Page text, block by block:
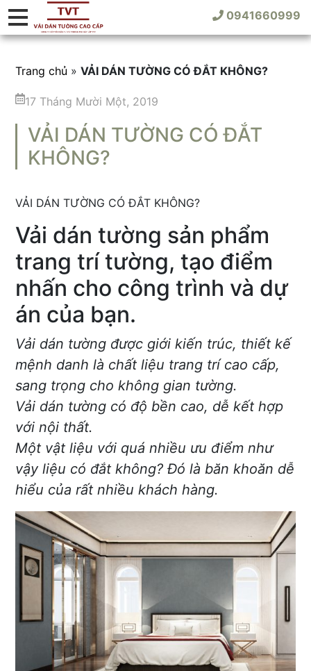
0941660999
Trang chủ »VẢI DÁN TƯỜNG CÓ ĐẮT KHÔNG?
17 Tháng Mười Một, 2019
VẢI DÁN TƯỜNG CÓ ĐẮT
KHÔNG?
VẢI DÁN TƯỜNG CÓ ĐẮT KHÔNG?
Vải dán tường sản phẩm
trang trí tường, tạo điểm
nhấn cho công trình và dự
án của bạn.
Vải dán tường được giới kiến trúc, thiết kế
mệnh danh là chất liệu trang trí cao cấp,
sang trọng cho không gian tường.
Vải dán tường có độ bền cao, dễ kết hợp
với nội thất.
Một vật liệu với quá nhiều ưu điểm như
vậy liệu có đắt không? Đó là băn khoăn dễ
hiểu của rất nhiều khách hàng.